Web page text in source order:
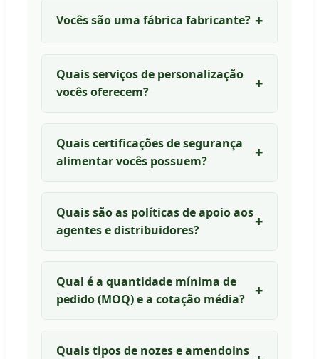
Vocês são uma fábrica fabricante?
Quais serviços de personalização
vocês oferecem?
Quais certificações de segurança
alimentar vocês possuem?
Quais são as políticas de apoio aos
agentes e distribuidores?
Qual é a quantidade mínima de
pedido (MOQ) e a cotação média?
Quais tipos de nozes e amendoins